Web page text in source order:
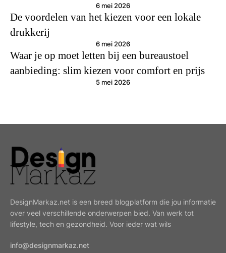
6 mei 2026
De voordelen van het kiezen voor een lokale
drukkerij
6 mei 2026
Waar je op moet letten bij een bureaustoel
aanbieding: slim kiezen voor comfort en prijs
5 mei 2026
DesignMarkaz.net is een breed blogplatform die jou informatie
over veel verschillende onderwerpen bied. Van werk tot
lifestyle, tech en gezondheid. Voor ieder wat wils
info@designmarkaz.net